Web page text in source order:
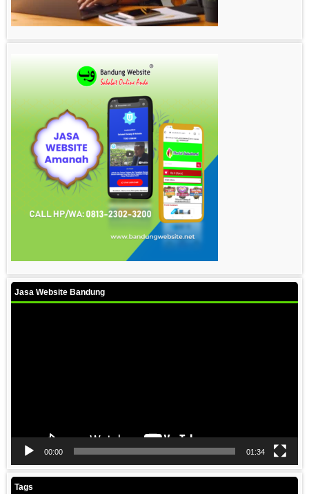
Jasa Website Bandung
00:00 01:34
Tags